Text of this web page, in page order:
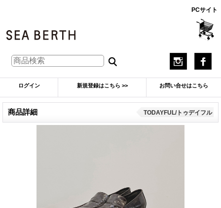
PCサイト
ログイン 新規登録はこちら >> お問い合せはこちら
商品詳細 TODAYFUL/トゥデイフル